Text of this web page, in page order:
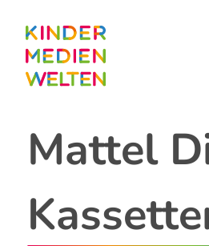
Inhalt
Mattel